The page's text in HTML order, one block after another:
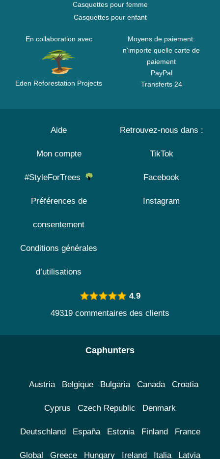
Casquettes pour femme
Casquettes pour enfant
En collaboration avec
Eden Reforestation Projects
Moyens de paiement:
n'importe quelle carte de
paiement
PayPal
Transferts 24
Aide
Mon compte
#StyleForTrees
Préférences de
consentement
Conditions générales
d’utilisations
Retrouvez-nous dans :
TikTok
Facebook
Instagram
4.9
49319 commentaires des clients
Caphunters
Austria Belgique Bulgaria Canada Croatia
Cyprus Czech Republic Denmark
Deutschland España Estonia Finland France
Global Greece Hungary Ireland Italia Latvia